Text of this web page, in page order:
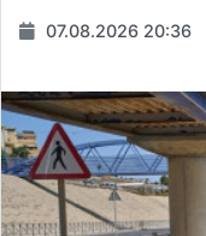
07.08.2026 20:36